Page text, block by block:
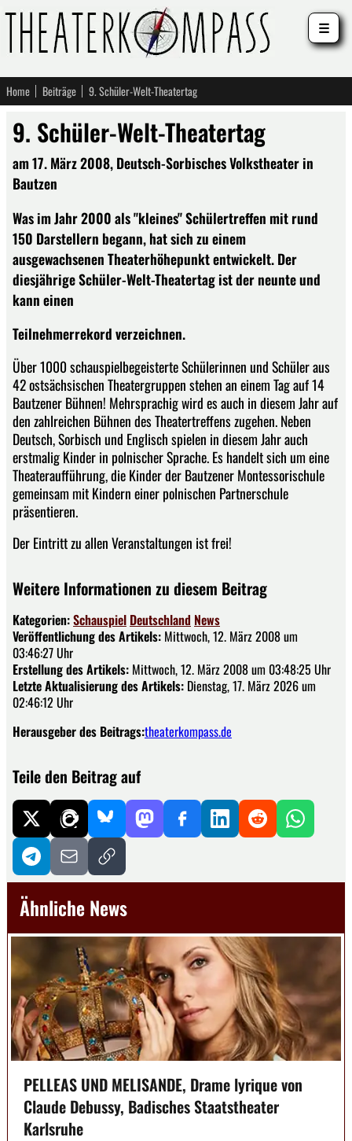
Home Beiträge 9. Schüler-Welt-Theatertag
9. Schüler-Welt-Theatertag
am 17. März 2008, Deutsch-Sorbisches Volkstheater in
Bautzen
Was im Jahr 2000 als "kleines" Schülertreffen mit rund
150 Darstellern begann, hat sich zu einem
ausgewachsenen Theaterhöhepunkt entwickelt. Der
diesjährige Schüler-Welt-Theatertag ist der neunte und
kann einen
Teilnehmerrekord verzeichnen.
Über 1000 schauspielbegeisterte Schülerinnen und Schüler aus
42 ostsächsischen Theatergruppen stehen an einem Tag auf 14
Bautzener Bühnen! Mehrsprachig wird es auch in diesem Jahr auf
den zahlreichen Bühnen des Theatertreffens zugehen. Neben
Deutsch, Sorbisch und Englisch spielen in diesem Jahr auch
erstmalig Kinder in polnischer Sprache. Es handelt sich um eine
Theateraufführung, die Kinder der Bautzener Montessorischule
gemeinsam mit Kindern einer polnischen Partnerschule
präsentieren.
Der Eintritt zu allen Veranstaltungen ist frei!
Weitere Informationen zu diesem Beitrag
Kategorien:Schauspiel Deutschland News
Veröffentlichung des Artikels: Mittwoch, 12. März 2008 um
03:46:27 Uhr
Erstellung des Artikels: Mittwoch, 12. März 2008 um 03:48:25 Uhr
Letzte Aktualisierung des Artikels: Dienstag, 17. März 2026 um
02:46:12 Uhr
Herausgeber des Beitrags:theaterkompass.de
Teile den Beitrag auf
Ähnliche News
PELLEAS UND MELISANDE, Drame lyrique von
Claude Debussy, Badisches Staatstheater
Karlsruhe
☰